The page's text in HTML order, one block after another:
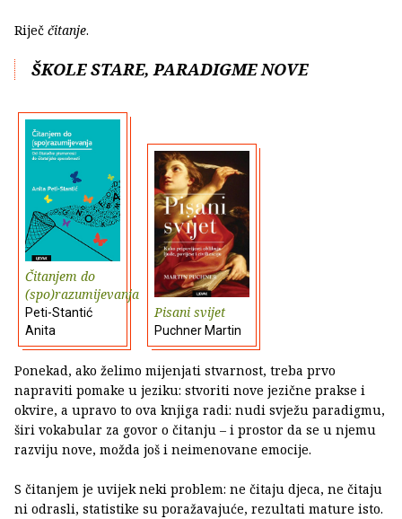
Riječ čitanje.
ŠKOLE STARE, PARADIGME NOVE
Čitanjem do
(spo)razumijevanja
Peti-Stantić
Anita
Pisani svijet
Puchner Martin
Ponekad, ako želimo mijenjati stvarnost, treba prvo
napraviti pomake u jeziku: stvoriti nove jezične prakse i
okvire, a upravo to ova knjiga radi: nudi svježu paradigmu,
širi vokabular za govor o čitanju – i prostor da se u njemu
razviju nove, možda još i neimenovane emocije.
S čitanjem je uvijek neki problem: ne čitaju djeca, ne čitaju
ni odrasli, statistike su poražavajuće, rezultati mature isto.